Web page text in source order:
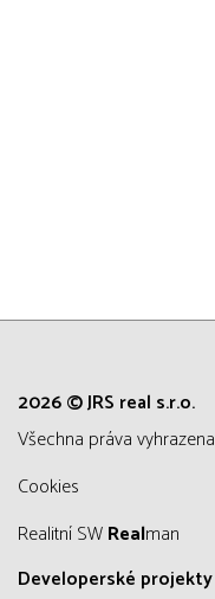
2026 © JRS real s.r.o.
všechna práva vyhrazena
Cookies
Realitní SWRealman
Developerské projekty